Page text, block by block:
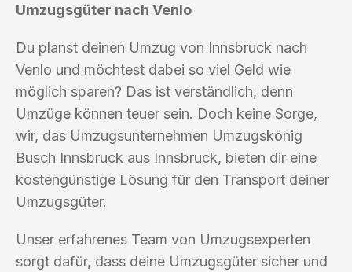
Umzugsgüter nach Venlo
Du planst deinen Umzug von Innsbruck nach
Venlo und möchtest dabei so viel Geld wie
möglich sparen? Das ist verständlich, denn
Umzüge können teuer sein. Doch keine Sorge,
wir, das Umzugsunternehmen Umzugskönig
Busch Innsbruck aus Innsbruck, bieten dir eine
kostengünstige Lösung für den Transport deiner
Umzugsgüter.
Unser erfahrenes Team von Umzugsexperten
sorgt dafür, dass deine Umzugsgüter sicher und